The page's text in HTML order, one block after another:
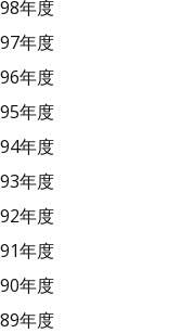
98年度
97年度
96年度
95年度
94年度
93年度
92年度
91年度
90年度
89年度